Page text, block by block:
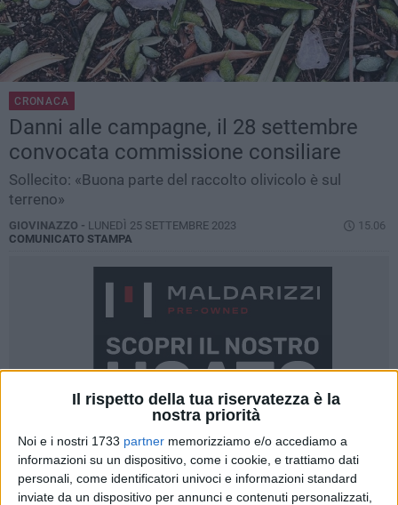
Il rispetto della tua riservatezza è la
nostra priorità
Noi e i nostri 1733 partner memorizziamo e/o accediamo a
informazioni su un dispositivo, come i cookie, e trattiamo dati
personali, come identificatori univoci e informazioni standard
inviate da un dispositivo per annunci e contenuti personalizzati,
CRONACA
Danni alle campagne, il 28 settembre
convocata commissione consiliare
Sollecito: «Buona parte del raccolto olivicolo è sul
terreno»
GIOVINAZZO - LUNEDÌ 25 SETTEMBRE 2023
15.06
COMUNICATO STAMPA